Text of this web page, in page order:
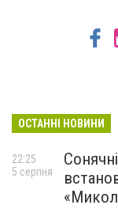
ОСТАННІ НОВИНИ
22:25
5 серпня